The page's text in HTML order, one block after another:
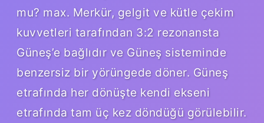
mu? max. Merkür, gelgit ve kütle çekim
kuvvetleri tarafından 3:2 rezonansta
Güneş’e bağlıdır ve Güneş sisteminde
benzersiz bir yörüngede döner. Güneş
etrafında her dönüşte kendi ekseni
etrafında tam üç kez döndüğü görülebilir.